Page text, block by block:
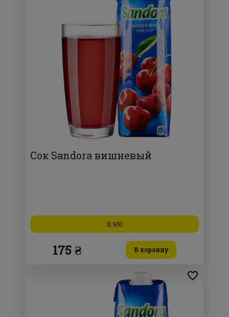
Сок Sandora вишневый
0.95l
175 ₴ В корзину